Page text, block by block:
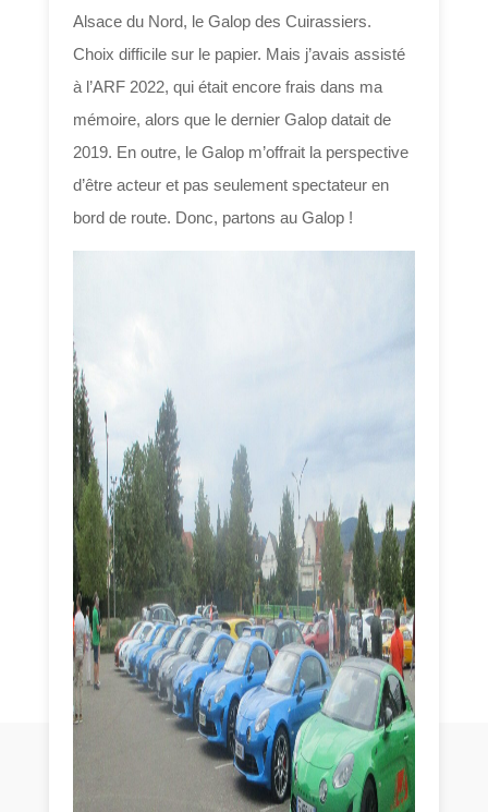
Alsace du Nord, le Galop des Cuirassiers.
Choix difficile sur le papier. Mais j’avais assisté
à l’ARF 2022, qui était encore frais dans ma
mémoire, alors que le dernier Galop datait de
2019. En outre, le Galop m’offrait la perspective
d’être acteur et pas seulement spectateur en
bord de route. Donc, partons au Galop !